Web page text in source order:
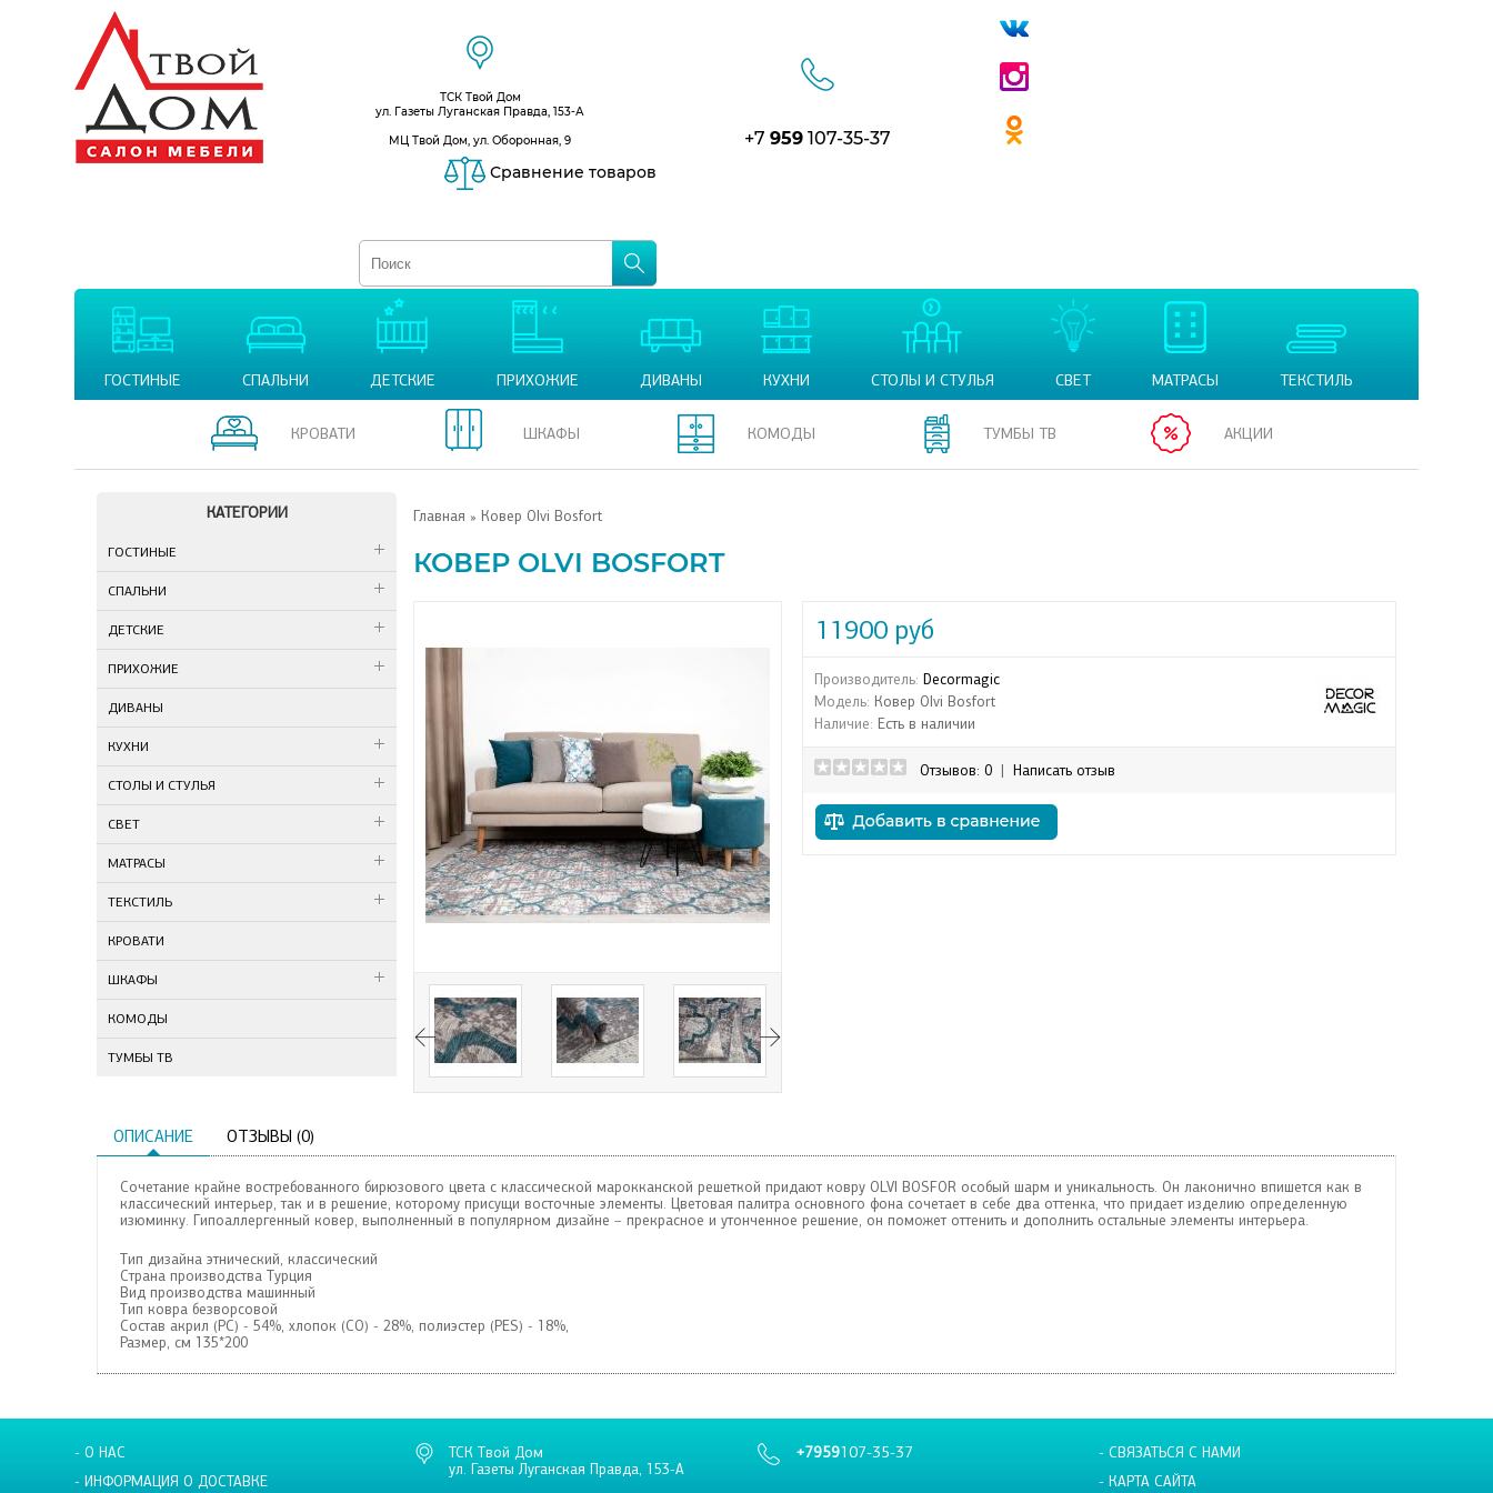
ТСК Твой Дом
ул. Газеты Луганская Правда, 153-А
МЦ Твой Дом, ул. Оборонная, 9
+7 959 107-35-37
Сравнение товаров
ГОСТИНЫЕ СПАЛЬНИ ДЕТСКИЕ ПРИХОЖИЕ ДИВАНЫ КУХНИ СТОЛЫ И СТУЛЬЯ СВЕТ МАТРАСЫ ТЕКСТИЛЬ
КРОВАТИ ШКАФЫ КОМОДЫ ТУМБЫ ТВ АКЦИИ
КАТЕГОРИИ
ГОСТИНЫЕ
СПАЛЬНИ
ДЕТСКИЕ
ПРИХОЖИЕ
ДИВАНЫ
КУХНИ
СТОЛЫ И СТУЛЬЯ
СВЕТ
МАТРАСЫ
ТЕКСТИЛЬ
КРОВАТИ
ШКАФЫ
КОМОДЫ
ТУМБЫ ТВ
Главная » Ковер Olvi Bosfort
КОВЕР OLVI BOSFORT
11900 руб
Производитель: Decormagic
Модель: Ковер Olvi Bosfort
Наличие: Есть в наличии
Отзывов: 0 Написать отзыв
ОПИСАНИЕ ОТЗЫВЫ (0)
Сочетание крайне востребованного бирюзового цвета с классической марокканской решеткой придают ковру OLVI BOSFOR особый шарм и уникальность. Он лаконично впишется как в
классический интерьер, так и в решение, которому присущи восточные элементы. Цветовая палитра основного фона сочетает в себе два оттенка, что придает изделию определенную
изюминку. Гипоаллергенный ковер, выполненный в популярном дизайне – прекрасное и утонченное решение, он поможет оттенить и дополнить остальные элементы интерьера.
Тип дизайна этнический, классический
Страна производства Турция
Вид производства машинный
Тип ковра безворсовой
Состав акрил (PC) - 54%, хлопок (CO) - 28%, полиэстер (PES) - 18%,
Размер, см 135*200
- О НАС
- ИНФОРМАЦИЯ О ДОСТАВКЕ
ТСК Твой Дом
ул. Газеты Луганская Правда, 153-А
+7959107-35-37
- СВЯЗАТЬСЯ С НАМИ
- КАРТА САЙТА